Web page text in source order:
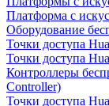
Платформа с
Оборудование
Точки доступа
Точки доступа
Контроллеры
Controller)
Точки доступа